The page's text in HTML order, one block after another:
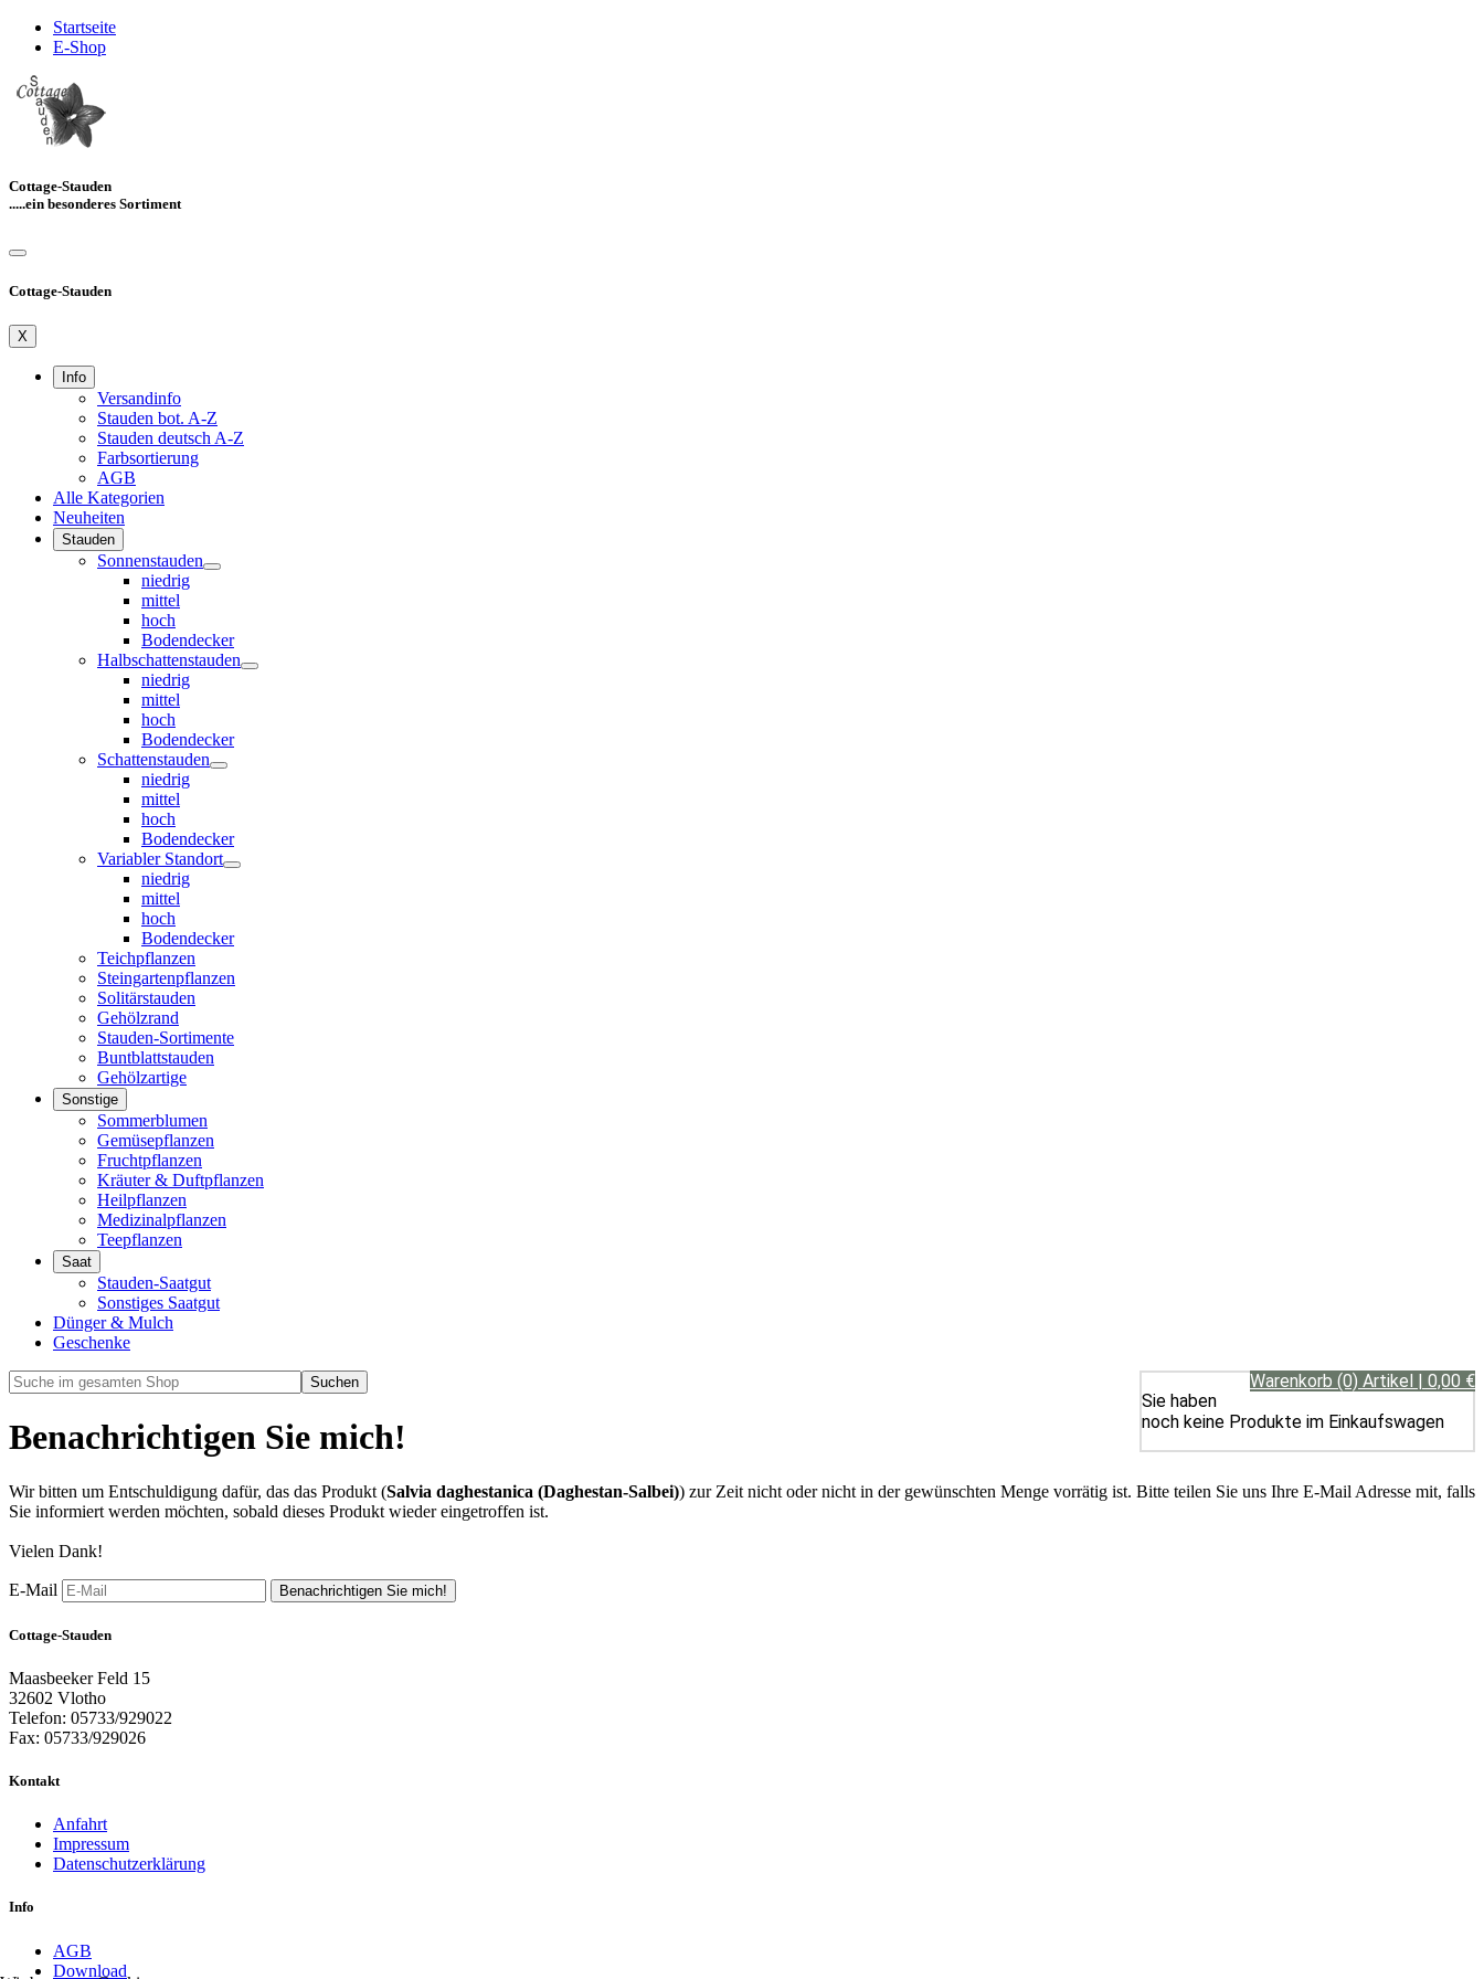
Startseite
E-Shop
Cottage-Stauden
.....ein besonderes Sortiment
Cottage-Stauden
X
Info
Versandinfo
Stauden bot. A-Z
Stauden deutsch A-Z
Farbsortierung
AGB
Alle Kategorien
Neuheiten
Stauden
Sonnenstauden
niedrig
mittel
hoch
Bodendecker
Halbschattenstauden
niedrig
mittel
hoch
Bodendecker
Schattenstauden
niedrig
mittel
hoch
Bodendecker
Variabler Standort
niedrig
mittel
hoch
Bodendecker
Teichpflanzen
Steingartenpflanzen
Solitärstauden
Gehölzrand
Stauden-Sortimente
Buntblattstauden
Gehölzartige
Sonstige
Sommerblumen
Gemüsepflanzen
Fruchtpflanzen
Kräuter & Duftpflanzen
Heilpflanzen
Medizinalpflanzen
Teepflanzen
Saat
Stauden-Saatgut
Sonstiges Saatgut
Dünger & Mulch
Geschenke
Warenkorb (0) Artikel | 0,00 €
Sie haben
noch keine Produkte im Einkaufswagen
Benachrichtigen Sie mich!
Wir bitten um Entschuldigung dafür, das das Produkt (Salvia daghestanica (Daghestan-Salbei)) zur Zeit nicht oder nicht in der gewünschten Menge vorrätig ist. Bitte teilen Sie uns Ihre E-Mail Adresse mit, falls
Sie informiert werden möchten, sobald dieses Produkt wieder eingetroffen ist.
Vielen Dank!
E-Mail Benachrichtigen Sie mich!
Cottage-Stauden
Maasbeeker Feld 15
32602 Vlotho
Telefon: 05733/929022
Fax: 05733/929026
Kontakt
Anfahrt
Impressum
Datenschutzerklärung
Info
AGB
Download